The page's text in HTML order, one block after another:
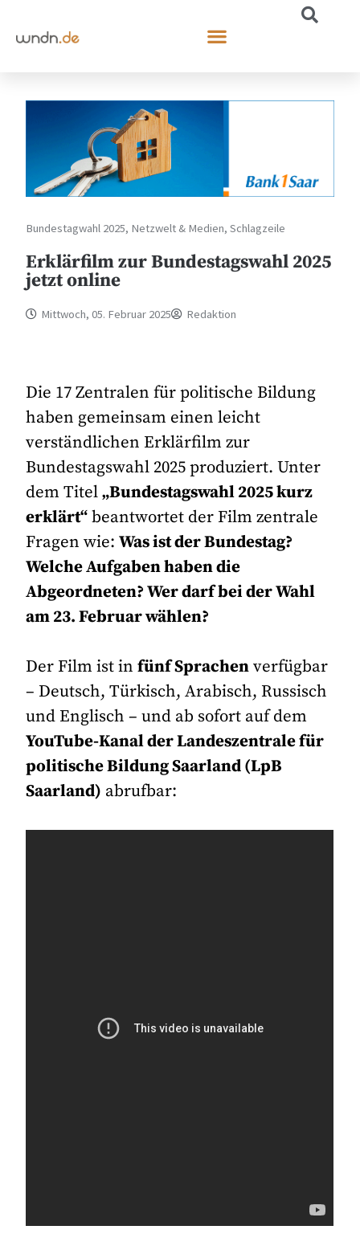
Bundestagwahl 2025, Netzwelt & Medien,Schlagzeile
Erklärfilm zur Bundestagswahl 2025
jetzt online
Mittwoch, 05. Februar 2025 Redaktion
Die 17 Zentralen für politische Bildung
haben gemeinsam einen leicht
verständlichen Erklärfilm zur
Bundestagswahl 2025 produziert. Unter
dem Titel„Bundestagswahl 2025 kurz
erklärt“beantwortet der Film zentrale
Fragen wie:Was ist der Bundestag?
Welche Aufgaben haben die
Abgeordneten? Wer darf bei der Wahl
am 23. Februar wählen?
Der Film ist infünf Sprachenverfügbar
– Deutsch, Türkisch, Arabisch, Russisch
und Englisch – und ab sofort auf dem
YouTube-Kanal der Landeszentrale für
politische Bildung Saarland (LpB
Saarland) abrufbar: